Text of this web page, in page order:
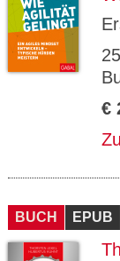
€
BUCH EPUB